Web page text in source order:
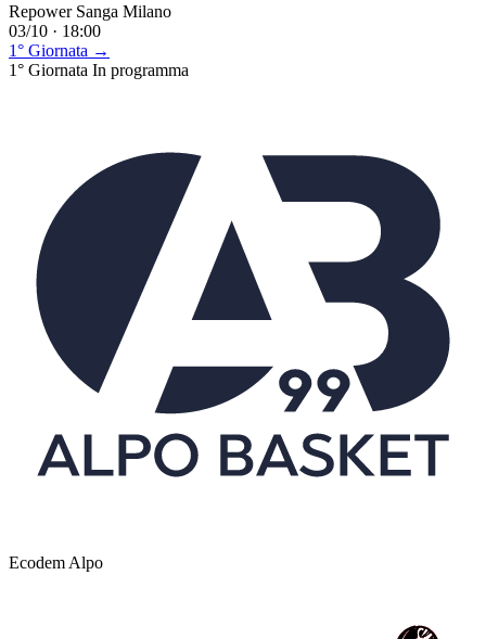
Repower Sanga Milano
03/10 · 18:00
1° Giornata →
1° Giornata In programma
Ecodem Alpo